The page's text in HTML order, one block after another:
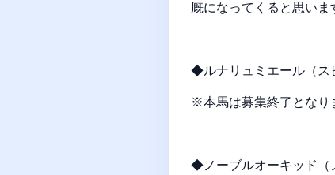
厩になってくると思いま
◆ルナリュミエール（ス
※本馬は募集終了となり
◆ノーブルオーキッド（